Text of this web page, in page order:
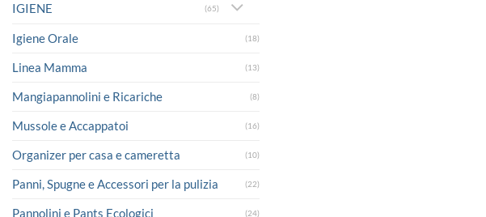
IGIENE (65)
Igiene Orale (18)
Linea Mamma (13)
Mangiapannolini e Ricariche (8)
Mussole e Accappatoi (16)
Organizer per casa e cameretta (10)
Panni, Spugne e Accessori per la pulizia (22)
Pannolini e Pants Ecologici (24)